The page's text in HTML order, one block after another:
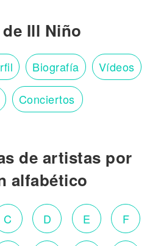
Ill Niño
Biografía Vídeos
Conciertos
de artistas por
alfabético
C D E F